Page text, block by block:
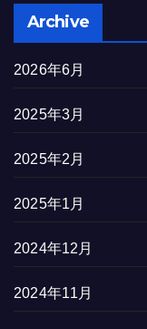
Archive
2026年6月
2025年3月
2025年2月
2025年1月
2024年12月
2024年11月